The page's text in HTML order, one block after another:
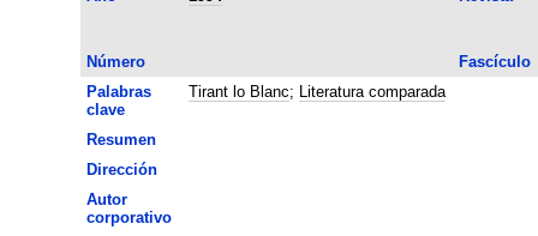
Número
Fascículo
Palabras
clave
Tirant lo Blanc; Literatura comparada
Resumen
Dirección
Autor
corporativo